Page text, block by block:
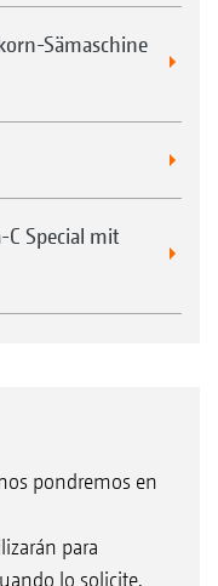
Sämaschine
C Special mit
pondremos en
para
lo solicite.